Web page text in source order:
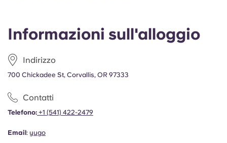
Informazioni sull'alloggio
Indirizzo
700 Chickadee St, Corvallis, OR 97333
Contatti
Telefono: +1 (541) 422-2479
Email: yugo